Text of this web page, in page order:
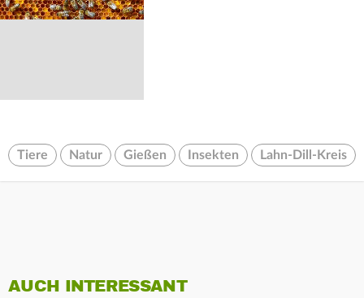
Tiere Natur Gießen Insekten Lahn-Dill-Kreis
AUCH INTERESSANT